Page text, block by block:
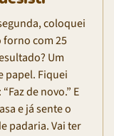
coloquei
com 25
Um
papel. Fiquei
de novo.” E
e já sente o
padaria. Vai ter